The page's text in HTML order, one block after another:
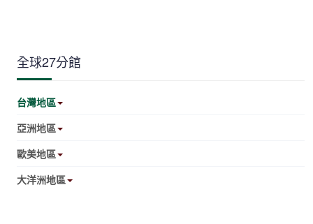
全球27分館
台灣地區
亞洲地區
歐美地區
大洋洲地區